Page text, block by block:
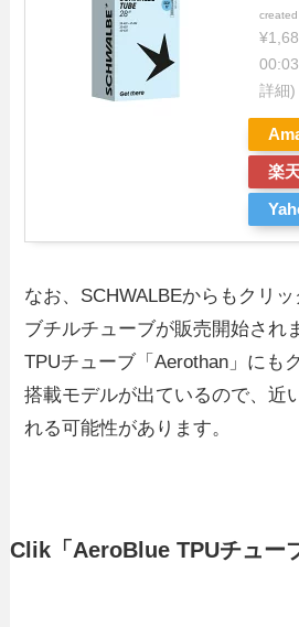
詳細)
楽
なお、SCHWALBEからもクリ
ブチルチューブが販売開始され
TPUチューブ「Aerothan」にも
搭載モデルが出ているので、近
れる可能性があります。
Clik「AeroBlue TPUチュー